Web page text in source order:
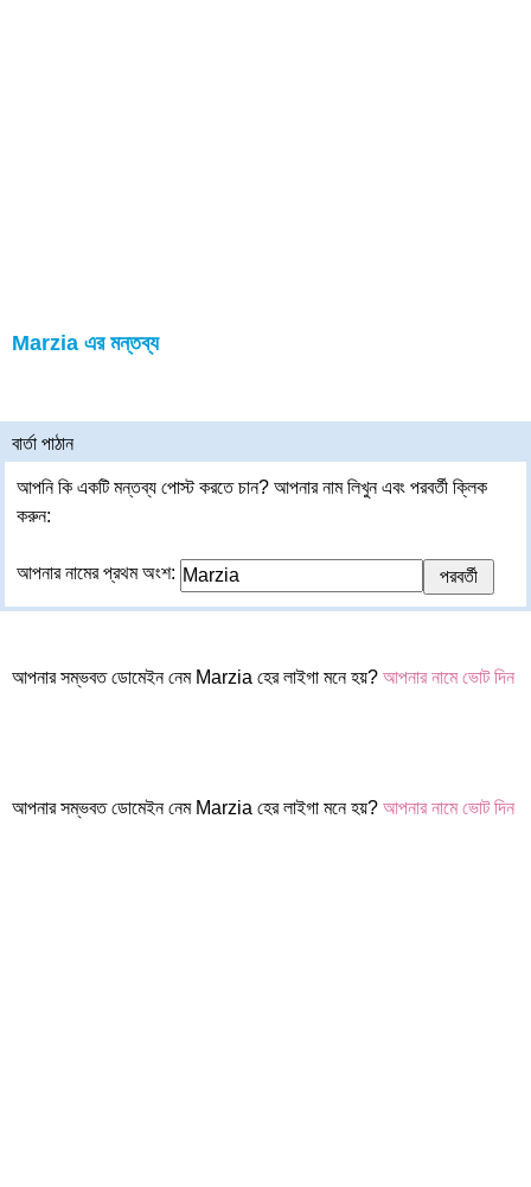
Marzia এর মন্তব্য
বার্তা পাঠান
আপনি কি একটি মন্তব্য পোস্ট করতে চান? আপনার নাম লিখুন এবং পরবর্তী ক্লিক
করুন:
আপনার নামের প্রথম অংশ:
আপনার সম্ভবত ডোমেইন নেম Marzia হের লাইগা মনে হয়? আপনার নামে ভোট দিন
আপনার সম্ভবত ডোমেইন নেম Marzia হের লাইগা মনে হয়? আপনার নামে ভোট দিন